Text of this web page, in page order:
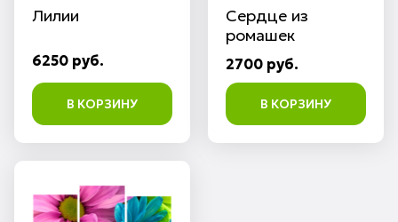
Лилии
6250 руб.
В КОРЗИНУ
Сердце из
ромашек
2700 руб.
В КОРЗИНУ